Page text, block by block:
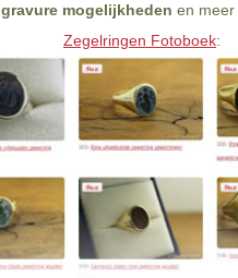
gravure mogelijkheden en meer
Zegelringen Fotoboek: